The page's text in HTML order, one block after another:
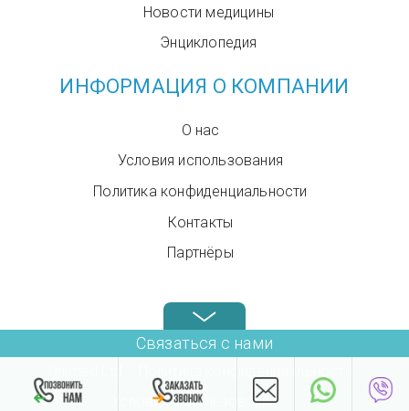
Новости медицины
Энциклопедия
ИНФОРМАЦИЯ О КОМПАНИИ
О нас
Условия использования
Политика конфиденциальности
Контакты
Партнёры
Звоните нам в любое время: +972.4.6899580
Условия использования
Связаться с нами